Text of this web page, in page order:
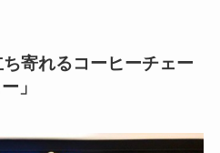
寄れるコーヒーチェー
」